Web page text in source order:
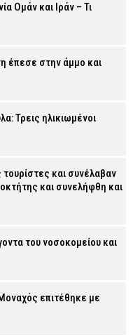
Ομάν και Ιράν – Τι
έπεσε στην άμμο και
Τρεις ηλικιωμένοι
τουρίστες και συνέλαβαν
και συνελήφθη και
του νοσοκομείου και
επιτέθηκε με